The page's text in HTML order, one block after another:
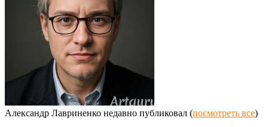
Александр Лавриненко недавно публиковал (посмотреть все)